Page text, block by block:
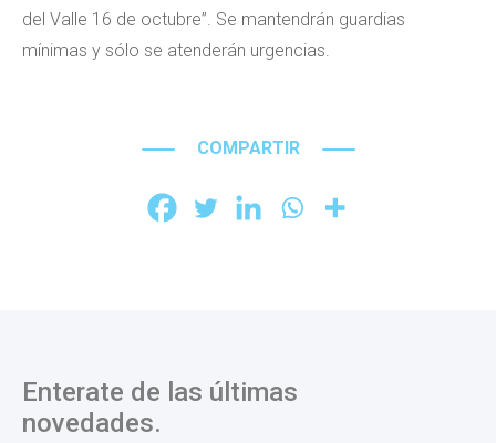
del Valle 16 de octubre”. Se mantendrán guardias
mínimas y sólo se atenderán urgencias.
COMPARTIR
Enterate de las últimas
novedades.